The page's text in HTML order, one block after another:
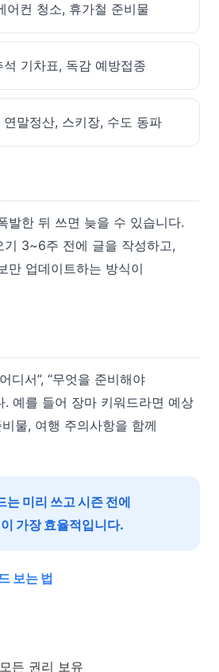
어컨 청소, 휴가철 준비물
기차표, 독감 예방접종
연말정산, 스키장, 수도 동파
발한 뒤 쓰면 늦을 수 있습니다.
기 3~6주 전에 글을 작성하고,
만 업데이트하는 방식이
디서”, “무엇을 준비해야
. 예를 들어 장마 키워드라면 예상
물, 여행 주의사항을 함께
는 미리 쓰고 시즌 전에
가장 효율적입니다.
보는 법
모든 권리 보유